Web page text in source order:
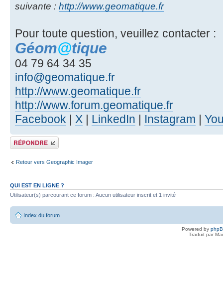
suivante : http://www.geomatique.fr
Pour toute question, veuillez contacter :
Géom@tique
04 79 64 34 35
info@geomatique.fr
http://www.geomatique.fr
http://www.forum.geomatique.fr
Facebook | X | LinkedIn | Instagram |
Publier une réponse
Retour vers Geographic Imager
QUI EST EN LIGNE ?
Utilisateur(s) parcourant ce forum : Aucun utilisateur inscrit et 1 invité
Index du forum
Powered by
Traduit par